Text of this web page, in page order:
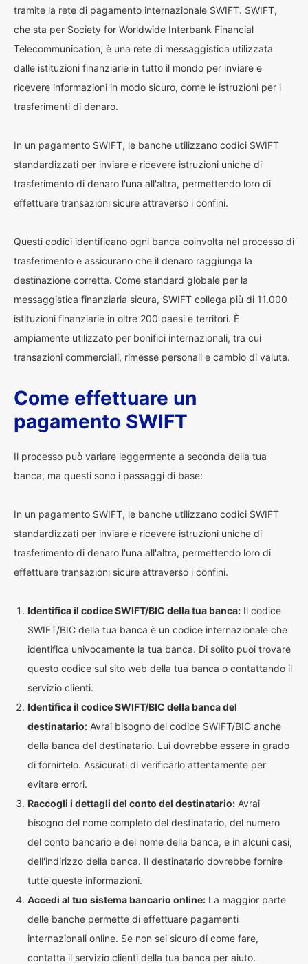
tramite la rete di pagamento internazionale SWIFT. SWIFT,
che sta per Society for Worldwide Interbank Financial
Telecommunication, è una rete di messaggistica utilizzata
dalle istituzioni finanziarie in tutto il mondo per inviare e
ricevere informazioni in modo sicuro, come le istruzioni per i
trasferimenti di denaro.
In un pagamento SWIFT, le banche utilizzano codici SWIFT
standardizzati per inviare e ricevere istruzioni uniche di
trasferimento di denaro l'una all'altra, permettendo loro di
effettuare transazioni sicure attraverso i confini.
Questi codici identificano ogni banca coinvolta nel processo di
trasferimento e assicurano che il denaro raggiunga la
destinazione corretta. Come standard globale per la
messaggistica finanziaria sicura, SWIFT collega più di 11.000
istituzioni finanziarie in oltre 200 paesi e territori. È
ampiamente utilizzato per bonifici internazionali, tra cui
transazioni commerciali, rimesse personali e cambio di valuta.
Come effettuare un
pagamento SWIFT
Il processo può variare leggermente a seconda della tua
banca, ma questi sono i passaggi di base:
In un pagamento SWIFT, le banche utilizzano codici SWIFT
standardizzati per inviare e ricevere istruzioni uniche di
trasferimento di denaro l'una all'altra, permettendo loro di
effettuare transazioni sicure attraverso i confini.
Identifica il codice SWIFT/BIC della tua banca: Il codice
SWIFT/BIC della tua banca è un codice internazionale che
identifica univocamente la tua banca. Di solito puoi trovare
questo codice sul sito web della tua banca o contattando il
servizio clienti.
Identifica il codice SWIFT/BIC della banca del
destinatario: Avrai bisogno del codice SWIFT/BIC anche
della banca del destinatario. Lui dovrebbe essere in grado
di fornirtelo. Assicurati di verificarlo attentamente per
evitare errori.
Raccogli i dettagli del conto del destinatario: Avrai
bisogno del nome completo del destinatario, del numero
del conto bancario e del nome della banca, e in alcuni casi,
dell'indirizzo della banca. Il destinatario dovrebbe fornire
tutte queste informazioni.
Accedi al tuo sistema bancario online: La maggior parte
delle banche permette di effettuare pagamenti
internazionali online. Se non sei sicuro di come fare,
contatta il servizio clienti della tua banca per aiuto.